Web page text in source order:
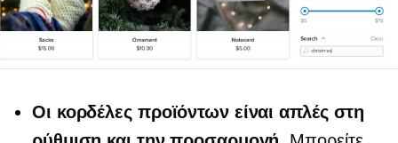
Οι κορδέλες προϊόντων είναι απλές στη